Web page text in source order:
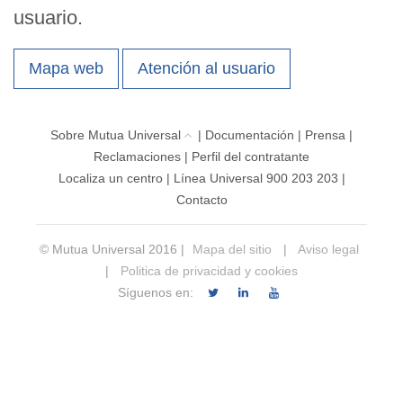
usuario.
Mapa web Atención al usuario
Sobre Mutua Universal | Documentación | Prensa |
Reclamaciones | Perfil del contratante
Localiza un centro| Línea Universal 900 203 203 |
Contacto
© Mutua Universal 2016 | Mapa del sitio |
Aviso legal
|
Politica de privacidad y cookies
Síguenos en: